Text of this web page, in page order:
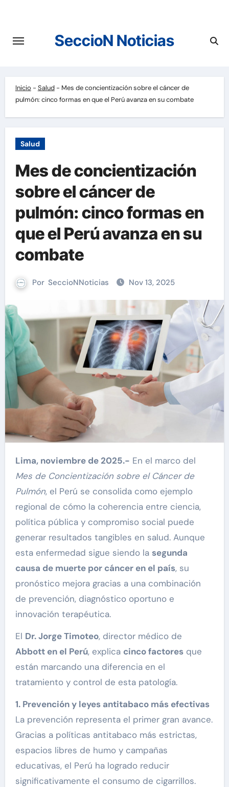
contenido
SeccioN Noticias
Inicio - Salud- Mes de concientización sobre el cáncer de
pulmón: cinco formas en que el Perú avanza en su combate
Salud
Mes de concientización
sobre el cáncer de
pulmón: cinco formas en
que el Perú avanza en su
combate
Por SeccioNNoticias Nov 13, 2025
Lima, noviembre de 2025.- En el marco del
Mes de Concientización sobre el Cáncer de
Pulmón, el Perú se consolida como ejemplo
regional de cómo la coherencia entre ciencia,
política pública y compromiso social puede
generar resultados tangibles en salud. Aunque
esta enfermedad sigue siendo la segunda
causa de muerte por cáncer en el país, su
pronóstico mejora gracias a una combinación
de prevención, diagnóstico oportuno e
innovación terapéutica.
El Dr. Jorge Timoteo, director médico de
Abbott en el Perú, explica cinco factoresque
están marcando una diferencia en el
tratamiento y control de esta patología.
1. Prevención y leyes antitabaco más efectivas
La prevención representa el primer gran avance.
Gracias a políticas antitabaco más estrictas,
espacios libres de humo y campañas
educativas, el Perú ha logrado reducir
significativamente el consumo de cigarrillos.